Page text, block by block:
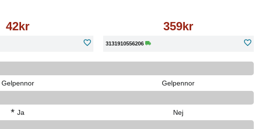
42kr 359kr
3131910556206
Gelpennor Gelpennor
* Ja Nej